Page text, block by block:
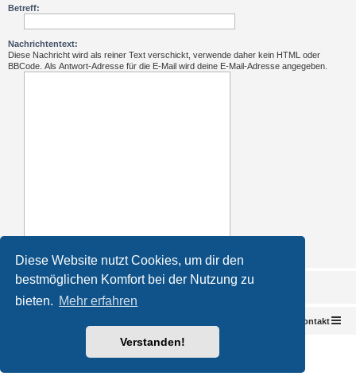
Diese Website nutzt Cookies, um dir den
bestmöglichen Komfort bei der Nutzung zu
bieten. Mehr erfahren
Verstanden!
Betreff:
Nachrichtentext:
Diese Nachricht wird als reiner Text verschickt, verwende daher kein HTML oder
BBCode. Als Antwort-Adresse für die E-Mail wird deine E-Mail-Adresse angegeben.
Kontakt
Deutsche Übersetzung durchphpBB.de